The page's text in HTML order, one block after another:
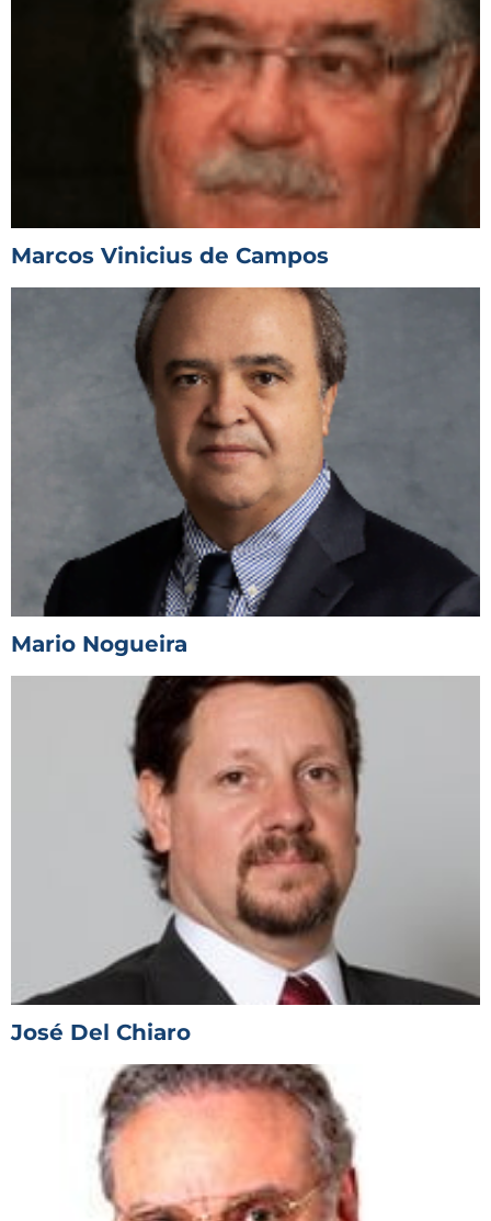
Marcos Vinicius de Campos
Mario Nogueira
José Del Chiaro